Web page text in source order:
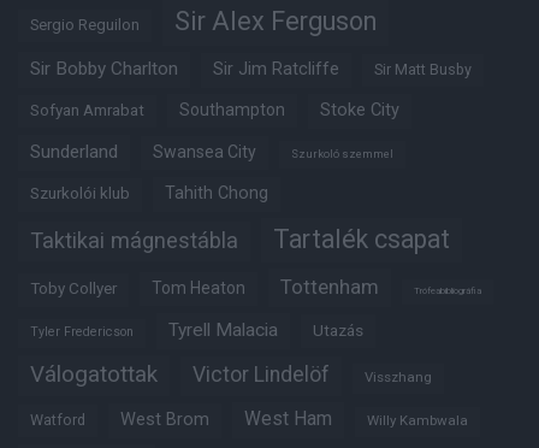
Sergio Reguilon Sir Alex Ferguson
Sir Bobby Charlton Sir Jim Ratcliffe Sir Matt Busby
Sofyan Amrabat Southampton Stoke City
Sunderland Swansea City Szurkoló szemmel
Szurkolói klub Tahith Chong
Taktikai mágnestábla Tartalék csapat
Toby Collyer Tom Heaton Tottenham Trófeabibliográfia
Tyler Fredericson Tyrell Malacia Utazás
Válogatottak Victor Lindelöf Visszhang
Watford West Brom West Ham Willy Kambwala